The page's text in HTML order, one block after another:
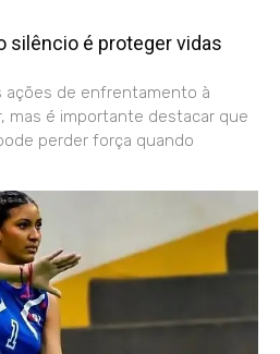
silêncio é proteger vidas
ações de enfrentamento à
mas é importante destacar que
perder força quando